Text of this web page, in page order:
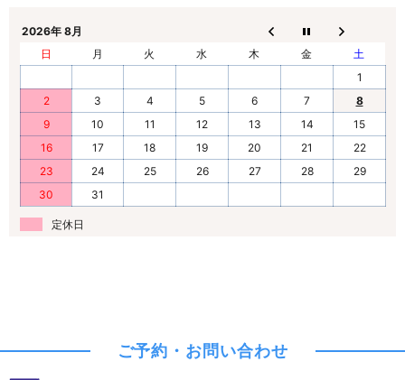
2026年 8月
日
月 火 水 木 金
土
1
2
3 4 5 6 7
8
9
10 11 12 13 14
15
16
17 18 19 20 21
22
23
24 25 26 27 28
29
30
31
定休日
ご予約・お問い合わせ